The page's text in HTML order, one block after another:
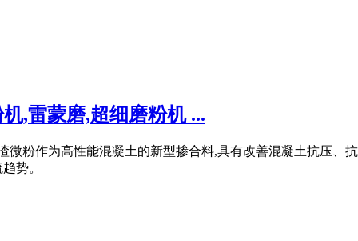
,雷蒙磨,超细磨粉机 ...
粉作为高性能混凝土的新型掺合料,具有改善混凝土抗压、
势。